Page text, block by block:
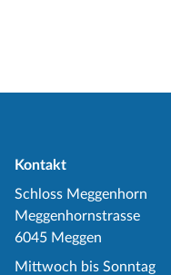
Kontakt
Schloss Meggenhorn
Meggenhornstrasse
6045 Meggen
Mittwoch bis Sonntag